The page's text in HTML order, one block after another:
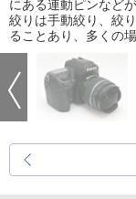
にある連動ピンなど
絞りは手動絞り、絞
ることあり、多くの